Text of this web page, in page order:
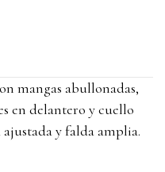
mangas abullonadas,
en delantero y cuello
y falda amplia.